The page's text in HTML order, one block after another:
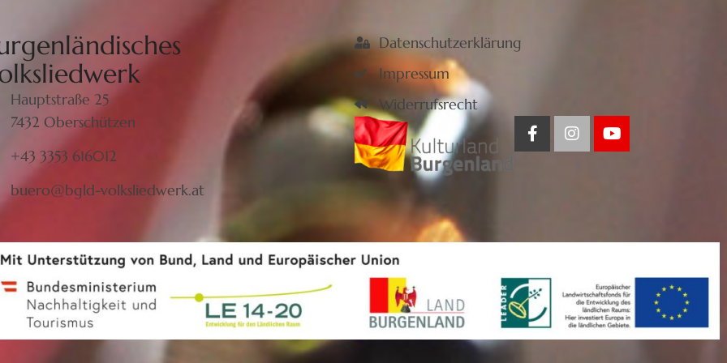
Hauptstraße 25
7432 Oberschützen
+43 3353 616012
buero@bgld-volksliedwerk.at
Datenschutzerklärung
Impressum
Widerrufsrecht